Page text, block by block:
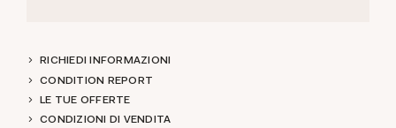
RICHIEDI INFORMAZIONI
CONDITION REPORT
LE TUE OFFERTE
CONDIZIONI DI VENDITA